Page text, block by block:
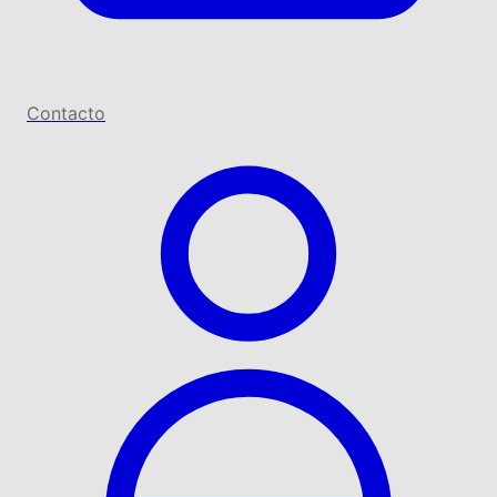
Contacto